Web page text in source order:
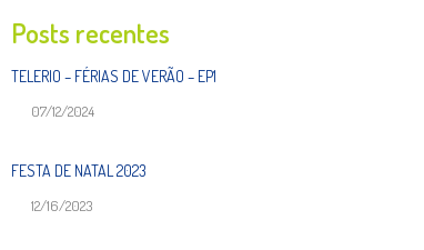
Posts recentes
TELERIO – FÉRIAS DE VERÃO – EP1
07/12/2024
FESTA DE NATAL 2023
12/16/2023